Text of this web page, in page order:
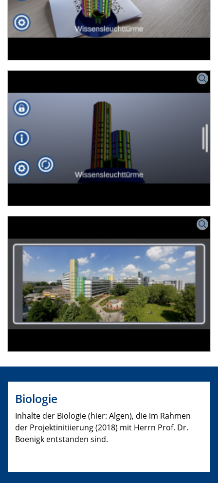
Biologie
Inhalte der Biologie (hier: Algen), die im Rahmen
der Projektinitiierung (2018) mit Herrn Prof. Dr.
Boenigk entstanden sind.